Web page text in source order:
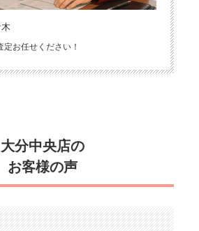
お任せください！
大分中央店の
お客様の声